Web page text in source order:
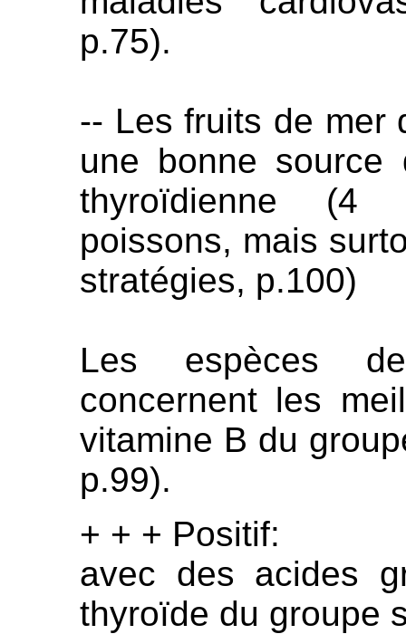
p.75).
-- Les fruits de mer
une bonne source
thyroïdienne (4
poissons, mais
stratégies, p.100)
Les espèces
concernent les
vitamine B du
p.99).
+ + + Positif:
avec des acides
thyroïde du groupe